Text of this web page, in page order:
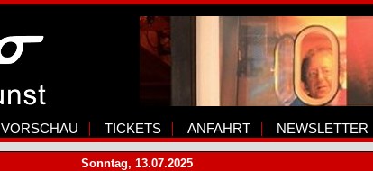
VORSCHAU TICKETS ANFAHRT NEWSLETTER
Sonntag, 13.07.2025